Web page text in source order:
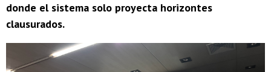
donde el sistema solo proyecta horizontes
clausurados.